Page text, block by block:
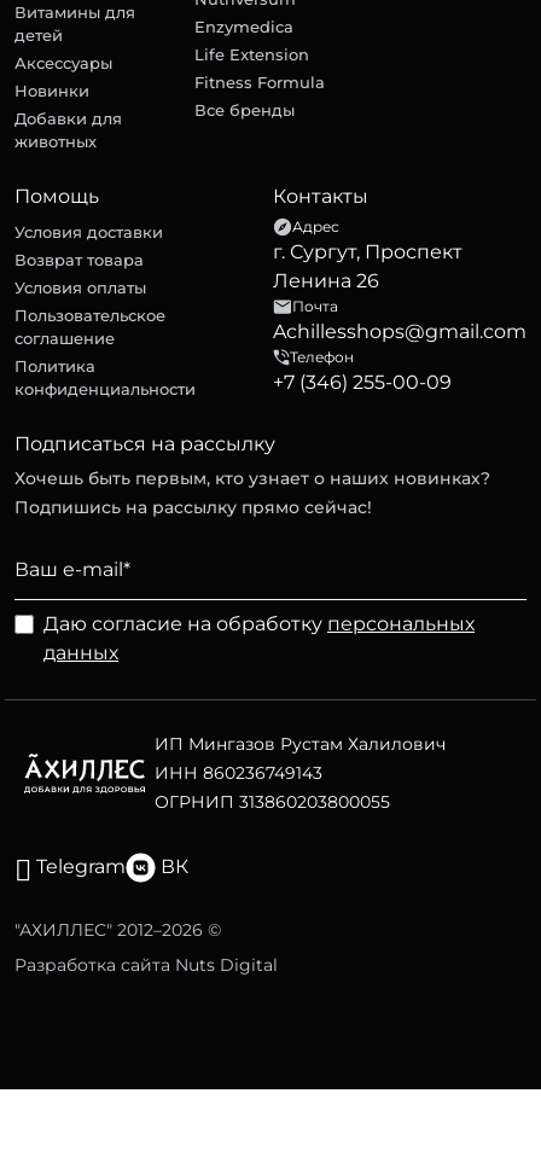
Витамины для
детей
Аксессуары
Новинки
Добавки для
животных
Enzymedica
Life Extension
Fitness Formula
Все бренды
Помощь
Условия доставки
Возврат товара
Условия оплаты
Пользовательское
соглашение
Политика
конфиденциальности
Контакты
Адрес
г. Сургут, Проспект
Ленина 26
Почта
Achillesshops@gmail.com
Телефон
+7 (346) 255-00-09
Подписаться на рассылку
Хочешь быть первым, кто узнает о наших новинках?
Подпишись на рассылку прямо сейчас!
Даю согласие на обработку персональных
данных
ИП Мингазов Рустам Халилович
ИНН 860236749143
ОГРНИП 313860203800055
Telegram ВК
"АХИЛЛЕС" 2012–2026 ©
Разработка сайта Nuts Digital